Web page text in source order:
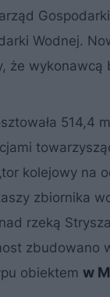
Wodnej.
że wykonawcą
kolejowy
zbiornika
rzeką
zbudowano
obiektem w